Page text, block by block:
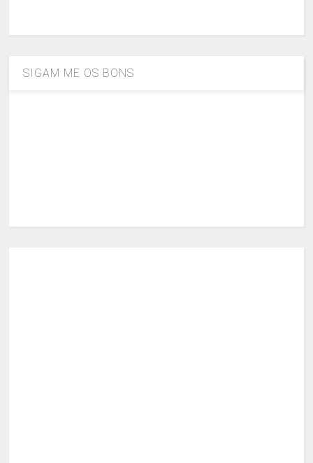
SIGAM ME OS BONS